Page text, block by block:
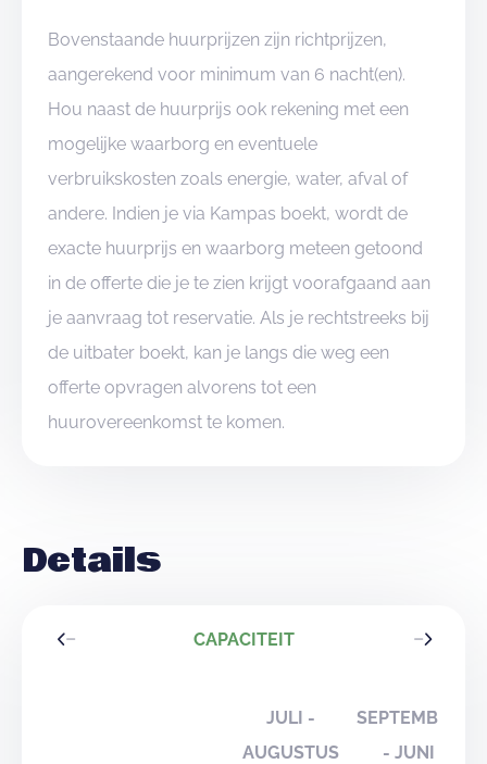
Bovenstaande huurprijzen zijn richtprijzen,
aangerekend voor minimum van 6 nacht(en).
Hou naast de huurprijs ook rekening met een
mogelijke waarborg en eventuele
verbruikskosten zoals energie, water, afval of
andere. Indien je via Kampas boekt, wordt de
exacte huurprijs en waarborg meteen getoond
in de offerte die je te zien krijgt voorafgaand aan
je aanvraag tot reservatie. Als je rechtstreeks bij
de uitbater boekt, kan je langs die weg een
offerte opvragen alvorens tot een
huurovereenkomst te komen.
Details
CAPACITEIT
JULI -
AUGUSTUS
SEPTEMBER
- JUNI